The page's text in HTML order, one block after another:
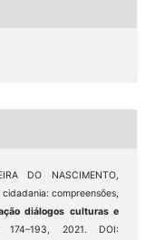
DO NASCIMENTO,
compreensões,
diálogos culturas e
2021. DOI: